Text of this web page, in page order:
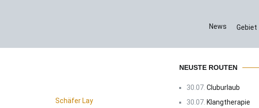
News Gebiet
Schäfer Lay
NEUSTE ROUTEN
30.07. Cluburlaub
30.07. Klangtherapie